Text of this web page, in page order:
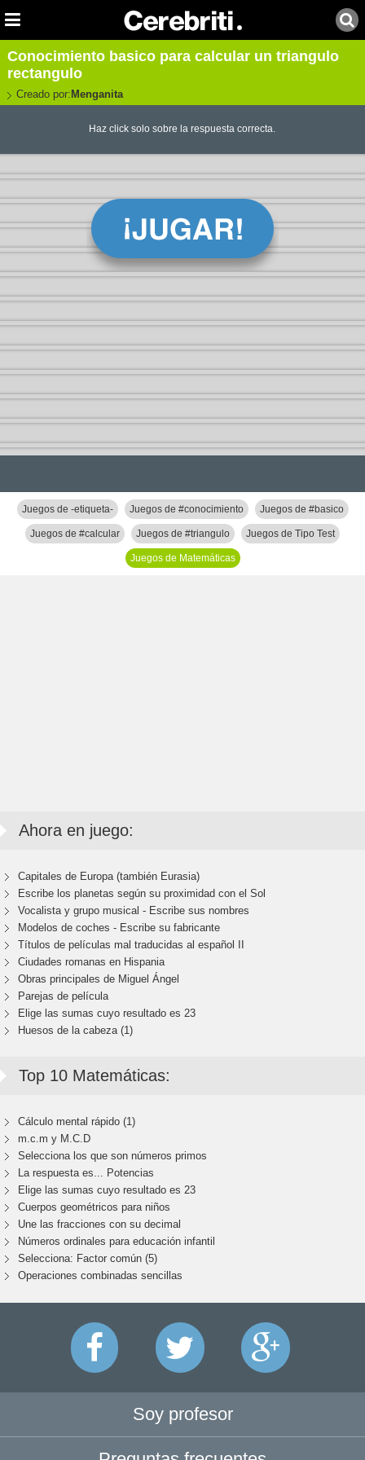
Conocimiento basico para calcular un triangulo
rectangulo
Creado por: Menganita
Haz click solo sobre la respuesta correcta.
Juegos de -etiqueta- Juegos de #conocimiento Juegos de #basico
Juegos de #calcular Juegos de #triangulo Juegos de Tipo Test
Juegos de Matemáticas
Ahora en juego:
Capitales de Europa (también Eurasia)
Escribe los planetas según su proximidad con el Sol
Vocalista y grupo musical - Escribe sus nombres
Modelos de coches - Escribe su fabricante
Títulos de películas mal traducidas al español II
Ciudades romanas en Hispania
Obras principales de Miguel Ángel
Parejas de película
Elige las sumas cuyo resultado es 23
Huesos de la cabeza (1)
Top 10 Matemáticas:
Cálculo mental rápido (1)
m.c.m y M.C.D
Selecciona los que son números primos
La respuesta es... Potencias
Elige las sumas cuyo resultado es 23
Cuerpos geométricos para niños
Une las fracciones con su decimal
Números ordinales para educación infantil
Selecciona: Factor común (5)
Operaciones combinadas sencillas
Soy profesor